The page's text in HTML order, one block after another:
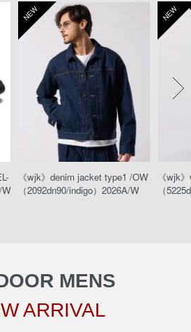
W
NEW
《wjk》denim jacket type1 /OW
（2092dn90/indigo）2026A/W
NEW
《wjk
（
MENS
ARRIVAL